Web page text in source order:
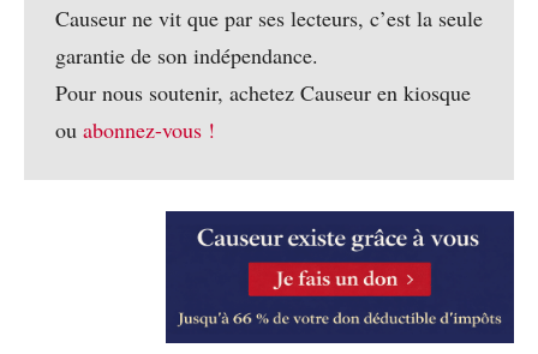
Causeur ne vit que par ses lecteurs, c’est la seule
garantie de son indépendance.
Pour nous soutenir, achetez Causeur en kiosque
ou abonnez-vous !